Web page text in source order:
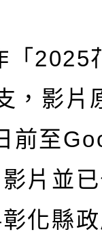
2025
，影片
前至
片並
化縣